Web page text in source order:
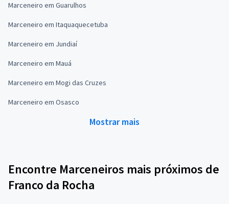
Marceneiro em Guarulhos
Marceneiro em Itaquaquecetuba
Marceneiro em Jundiaí
Marceneiro em Mauá
Marceneiro em Mogi das Cruzes
Marceneiro em Osasco
Mostrar mais
Encontre Marceneiros mais próximos de
Franco da Rocha